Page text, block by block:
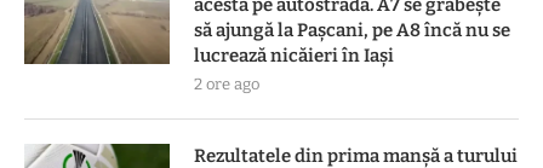
acesta pe autostradă. A7 se grăbește
să ajungă la Pașcani, pe A8 încă nu se
lucrează nicăieri în Iași
2 ore ago
Rezultatele din prima manşă a turului